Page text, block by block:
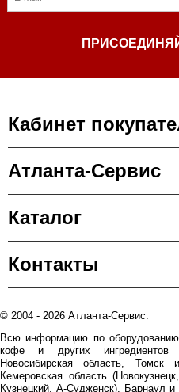
Кабинет
Атланта-Сервис
Каталог
Контакты
© 2004 - 2026 Атланта-Сервис.
Всю информацию по
кофе и других
Новосибирская область,
Кемеровская область
Кузнецкий, А-Судженск), Барнаул